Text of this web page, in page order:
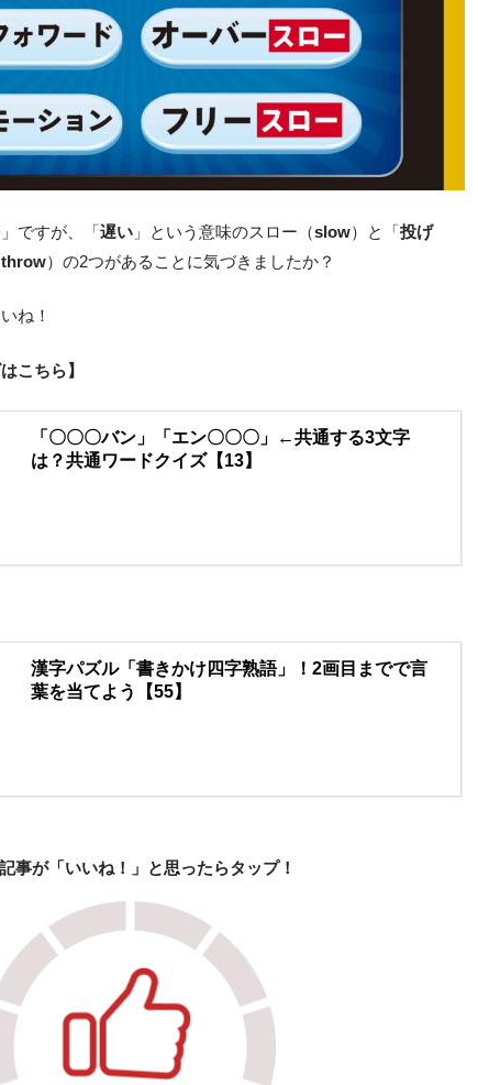
ですが、「遅い 」という意味のスロー（slow）と「投げ
throw）の2つがあることに気づきましたか？
ね！
こちら】
「〇〇〇バン」「エン〇〇〇」←共通する3文字
は？共通ワードクイズ【13】
漢字パズル「書きかけ四字熟語」！2画目までで言
葉を当てよう【55】
事が「いいね！」と思ったらタップ！